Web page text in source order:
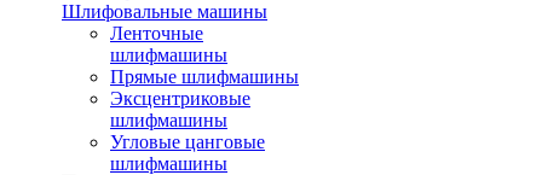
Шлифовальные машины
Ленточные
шлифмашины
Прямые шлифмашины
Эксцентриковые
шлифмашины
Угловые цанговые
шлифмашины